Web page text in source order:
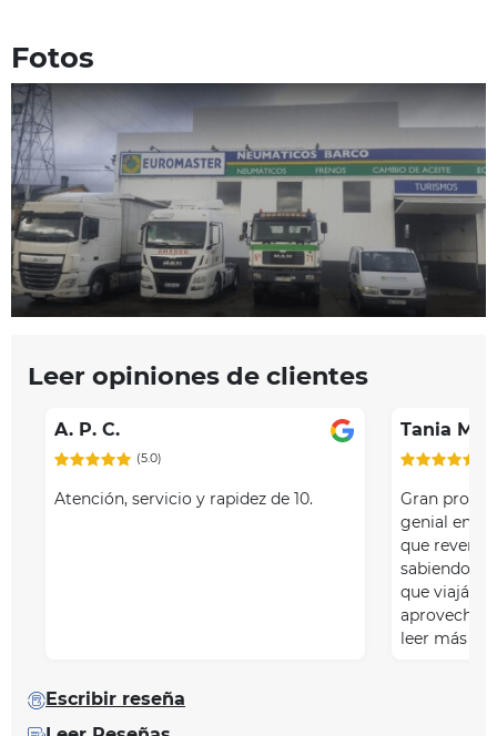
Fotos
Leer opiniones de clientes
A. P. C.
(5.0)
Atención, servicio y rapidez de 10.
Tania
Gran
genial en
que
sabiendo
que
aprovechó
leer más
Escribir reseña